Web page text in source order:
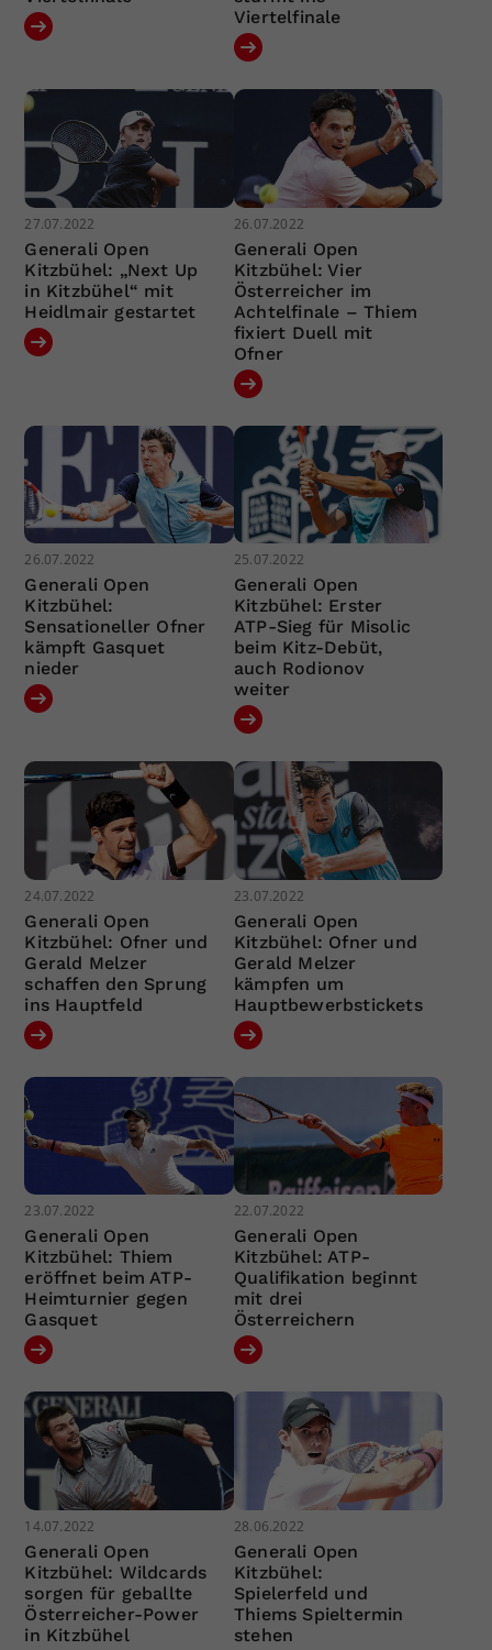
Viertelfinale
27.07.2022
Generali Open
Kitzbühel: „Next Up
in Kitzbühel“ mit
Heidlmair gestartet
26.07.2022
Generali Open
Kitzbühel: Vier
Österreicher im
Achtelfinale – Thiem
fixiert Duell mit
Ofner
26.07.2022
Generali Open
Kitzbühel:
Sensationeller Ofner
kämpft Gasquet
nieder
25.07.2022
Generali Open
Kitzbühel: Erster
ATP-Sieg für Misolic
beim Kitz-Debüt,
auch Rodionov
weiter
24.07.2022
Generali Open
Kitzbühel: Ofner und
Gerald Melzer
schaffen den Sprung
ins Hauptfeld
23.07.2022
Generali Open
Kitzbühel: Ofner und
Gerald Melzer
kämpfen um
Hauptbewerbstickets
23.07.2022
Generali Open
Kitzbühel: Thiem
eröffnet beim ATP-
Heimturnier gegen
Gasquet
22.07.2022
Generali Open
Kitzbühel: ATP-
Qualifikation beginnt
mit drei
Österreichern
14.07.2022
Generali Open
Kitzbühel: Wildcards
sorgen für geballte
Österreicher-Power
in Kitzbühel
28.06.2022
Generali Open
Kitzbühel:
Spielerfeld und
Thiems Spieltermin
stehen